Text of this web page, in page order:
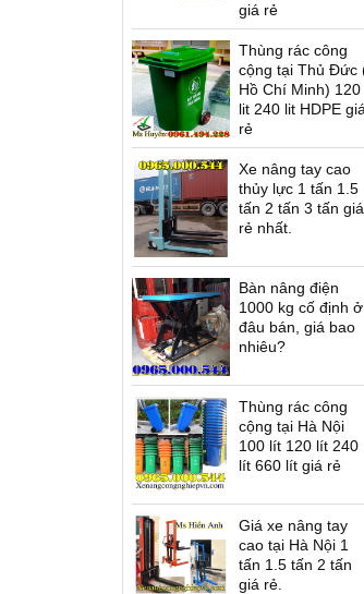
giá rẻ
Thùng rác công
cộng tại Thủ Đức
Hồ Chí Minh) 120
lit 240 lit HDPE giá
rẻ
Xe nâng tay cao
thủy lực 1 tấn 1.5
tấn 2 tấn 3 tấn giá
rẻ nhất.
Bàn nâng điện
1000 kg cố định ở
đâu bán, giá bao
nhiêu?
Thùng rác công
cộng tại Hà Nội
100 lít 120 lít 240
lít 660 lít giá rẻ
Giá xe nâng tay
cao tại Hà Nội 1
tấn 1.5 tấn 2 tấn
giá rẻ.
Xe nâng điện cao đứng lái
D12/16 Series
Xe